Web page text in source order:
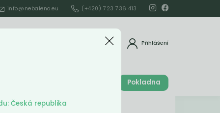
info@nebaleno.eu (+420) 723 736 413
Přihlášení
Pokladna
Česká republika